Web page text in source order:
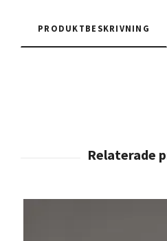
PRODUKTBESKRIVNING